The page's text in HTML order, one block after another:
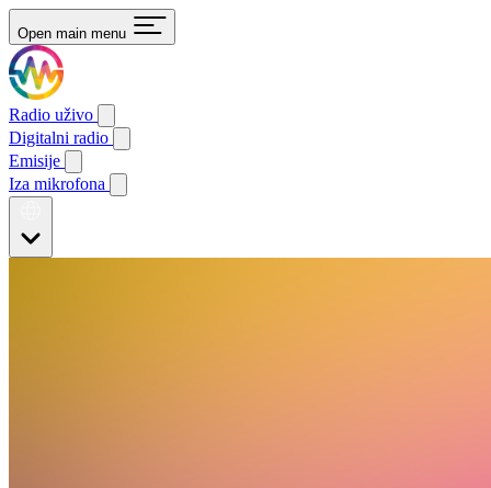
Open main menu
Radio uživo
Digitalni radio
Emisije
Iza mikrofona